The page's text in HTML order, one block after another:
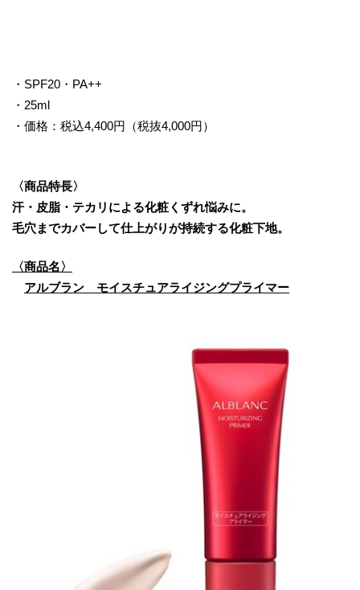
・SPF20・PA++
・25ml
・価格：税込4,400円（税抜4,000円）
〈商品特長〉
汗・皮脂・テカリによる化粧くずれ悩みに。
毛穴までカバーして仕上がりが持続する化粧下地。
〈商品名〉
アルブラン モイスチュアライジングプライマー